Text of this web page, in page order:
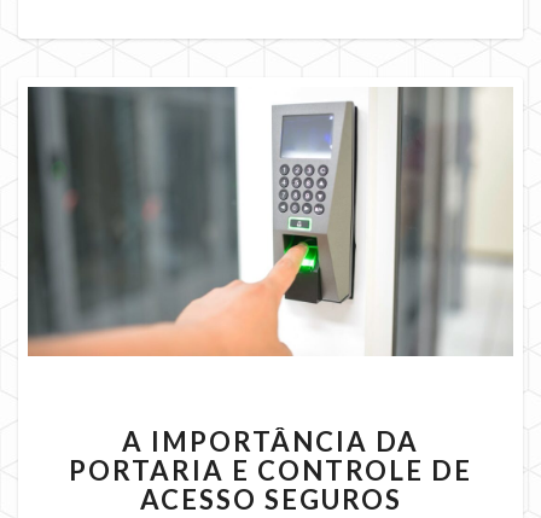
IMPORTÂNCIA
DA
PORTARIA
A IMPORTÂNCIA DA
PORTARIA E CONTROLE DE
ACESSO SEGUROS